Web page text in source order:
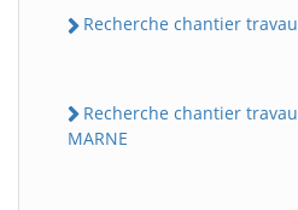
Recherche chantier
Recherche chantier
MARNE